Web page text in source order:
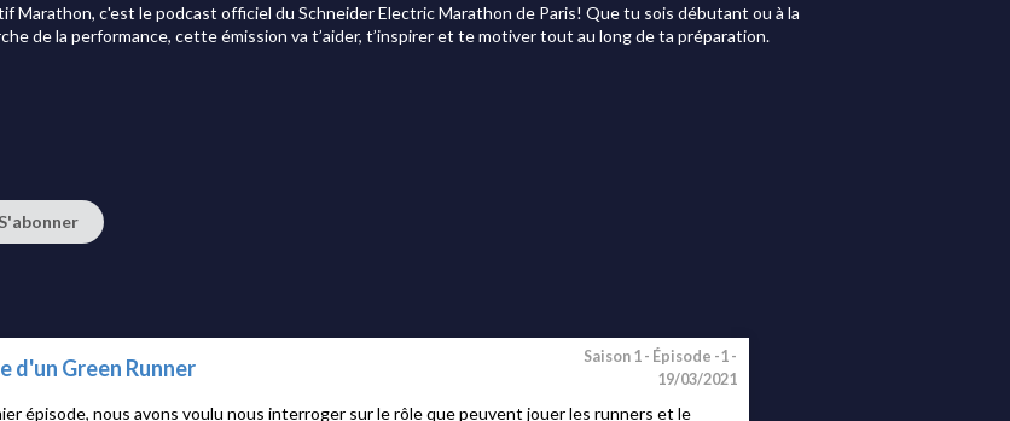
Marathon, c'est le podcast officiel du Schneider Electric Marathon de Paris! Que tu sois débutant ou à la
de la performance, cette émission va t’aider, t’inspirer et te motiver tout au long de ta préparation.
S'abonner
d'un Green Runner Saison 1 - Épisode -1 -
19/03/2021
épisode, nous avons voulu nous interroger sur le rôle que peuvent jouer les runners et le